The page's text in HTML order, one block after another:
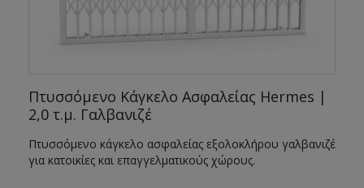
Πτυσσόμενο Κάγκελο Ασφαλείας Hermes |
2,0 τ.μ. Γαλβανιζέ
Πτυσσόμενο κάγκελο ασφαλείας εξολοκλήρου γαλβανιζέ
για κατοικίες και επαγγελματικούς χώρους.